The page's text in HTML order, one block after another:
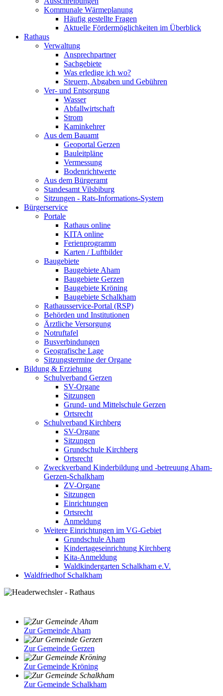
Kommunale Wärmeplanung
Häufig gestellte Fragen
Aktuelle Fördermöglichkeiten im Überblick
Rathaus
Verwaltung
Ansprechpartner
Sachgebiete
Was erledige ich wo?
Steuern, Abgaben und Gebühren
Ver- und Entsorgung
Wasser
Abfallwirtschaft
Strom
Kaminkehrer
Aus dem Bauamt
Geoportal Gerzen
Bauleitpläne
Vermessung
Bodenrichtwerte
Aus dem Bürgeramt
Standesamt Vilsbiburg
Sitzungen - Rats-Informations-System
Bürgerservice
Portale
Rathaus online
KITA online
Ferienprogramm
Karten / Luftbilder
Baugebiete
Baugebiete Aham
Baugebiete Gerzen
Baugebiete Kröning
Baugebiete Schalkham
Rathausservice-Portal (RSP)
Behörden und Institutionen
Ärztliche Versorgung
Notruftafel
Busverbindungen
Geografische Lage
Sitzungstermine der Organe
Bildung & Erziehung
Schulverband Gerzen
SV-Organe
Sitzungen
Grund- und Mittelschule Gerzen
Ortsrecht
Schulverband Kirchberg
SV-Organe
Sitzungen
Grundschule Kirchberg
Ortsrecht
Zweckverband Kinderbildung und -betreuung Aham-
Gerzen-Schalkham
ZV-Organe
Sitzungen
Einrichtungen
Ortsrecht
Anmeldung
Weitere Einrichtungen im VG-Gebiet
Grundschule Aham
Kindertageseinrichtung Kirchberg
Kita-Anmeldung
Waldkindergarten Schalkham e.V.
Waldfriedhof Schalkham
Zur Gemeinde Aham
Zur Gemeinde Gerzen
Zur Gemeinde Kröning
Zur Gemeinde Schalkham